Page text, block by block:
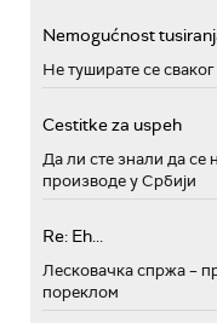
Nemogućnost
Не туширате се
Cestitke za uspeh
Да ли сте знали да се
производе у Србији
Re: Eh...
Лесковачка спржа –
пореклом